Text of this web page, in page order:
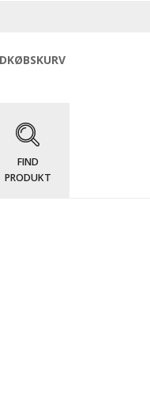
FIND
PRODUKT